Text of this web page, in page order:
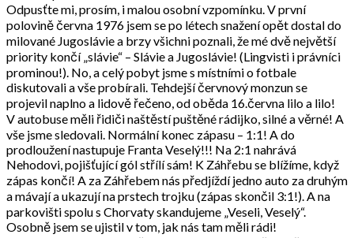
Odpusťte mi, prosím, i malou osobní vzpomínku. V první
polovině června 1976 jsem se po létech snažení opět dostal do
milované Jugoslávie a brzy všichni poznali, že mé dvě největší
priority končí „slávie“ – Slávie a Jugoslávie! (Lingvisti i právníci
prominou!). No, a celý pobyt jsme s místními o fotbale
diskutovali a vše probírali. Tehdejší červnový monzun se
projevil naplno a lidově řečeno, od oběda 16.června lilo a lilo!
V autobuse měli řidiči naštěstí puštěné rádijko, silné a věrné! A
vše jsme sledovali. Normální konec zápasu – 1:1! A do
prodloužení nastupuje Franta Veselý!!! Na 2:1 nahrává
Nehodovi, pojišťující gól střílí sám! K Záhřebu se blížíme, když
zápas končí! A za Záhřebem nás předjíždí jedno auto za druhým
a mávají a ukazují na prstech trojku (zápas skončil 3:1!). A na
parkovišti spolu s Chorvaty skandujeme „Veseli, Veselý“.
Osobně jsem se ujistil v tom, jak nás tam měli rádi!